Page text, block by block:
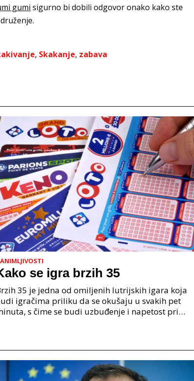
gumi sigurno bi dobili odgovor onako kako ste
, Skakanje, zabava
se igra brzih 35
35 je jedna od omiljenih lutrijskih igara koja
igračima priliku da se okušaju u svakih pet
s čime se budi uzbuđenje i napetost pri